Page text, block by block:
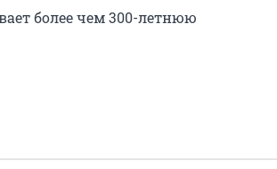
более чем 300-летнюю